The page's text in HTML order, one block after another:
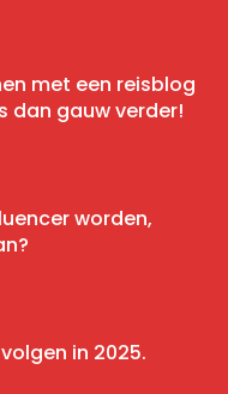
met een reisblog
dan gauw verder!
worden,
in 2025.